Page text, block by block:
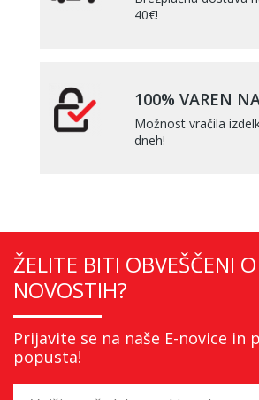
40€!
100% VAREN
Možnost vračila
dneh!
ŽELITE BITI OBVEŠČENI
NOVOSTIH?
Prijavite se na naše E-novice in
popusta!